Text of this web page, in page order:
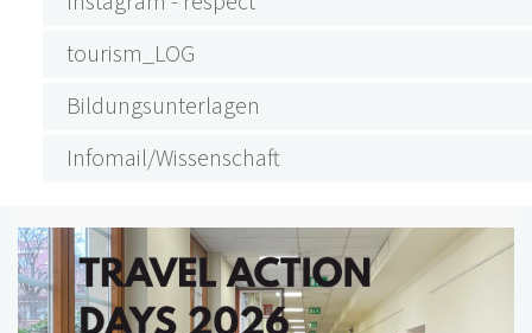
tourism_LOG
Bildungsunterlagen
Infomail/Wissenschaft